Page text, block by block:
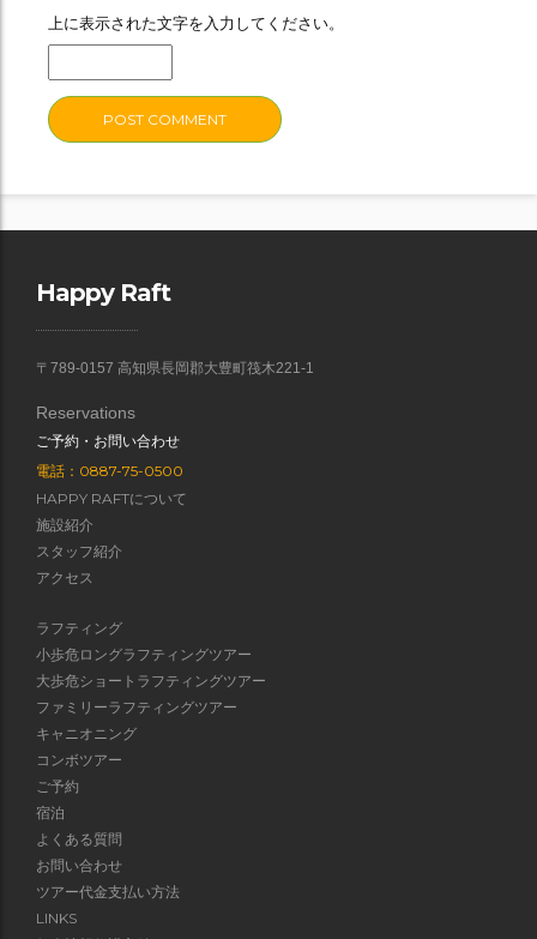
上に表示された文字を入力してください。
Happy Raft
〒789-0157 高知県長岡郡大豊町筏木221-1
Reservations
ご予約・お問い合わせ
電話：0887-75-0500
HAPPY RAFTについて
施設紹介
スタッフ紹介
アクセス
ラフティング
小歩危ロングラフティングツアー
大歩危ショートラフティングツアー
ファミリーラフティングツアー
キャニオニング
コンボツアー
ご予約
宿泊
よくある質問
お問い合わせ
ツアー代金支払い方法
LINKS